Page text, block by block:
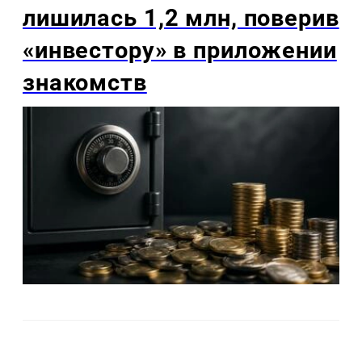
лишилась 1,2 млн, поверив
«инвестору» в приложении
знакомств